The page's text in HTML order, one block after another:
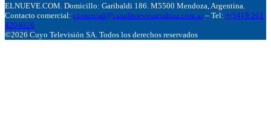
ELNUEVE.COM. Domicillo: Garibaldi 186. M5500 Mendoza, Argentina.
Contacto comercial: comercial@canalnuevemendoza.com.ar – Tel: +(54) 9 261
4204020
©2026 Cuyo Televisión SA. Todos los derechos reservados